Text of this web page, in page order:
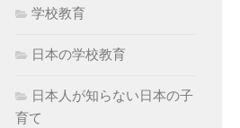
学校教育
日本の学校教育
日本人が知らない日本の子
育て